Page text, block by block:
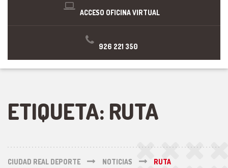
ACCESO OFICINA VIRTUAL
926 221 350
ETIQUETA: RUTA
CIUDAD REAL DEPORTE NOTICIAS RUTA